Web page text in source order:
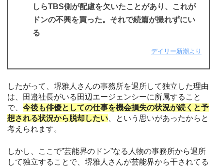
しらTBS側が配慮を欠いたことがあり、これが
ドンの不興を買った。それで続篇が撮れずにい
る
デイリー新潮より
したがって、堺雅人さんの事務所を退所して独立した理由
は、田邉社長がいる田辺エージェンシーに所属すること
で、 今後も俳優としての仕事を機会損失の状況が続くと予
想される状況から脱却したい 、という思いがあったからと
考えられます。
しかし、ここで”芸能界のドン”なる人物の事務所から退所
して独立することで、堺雅人さんが芸能界から干されてる